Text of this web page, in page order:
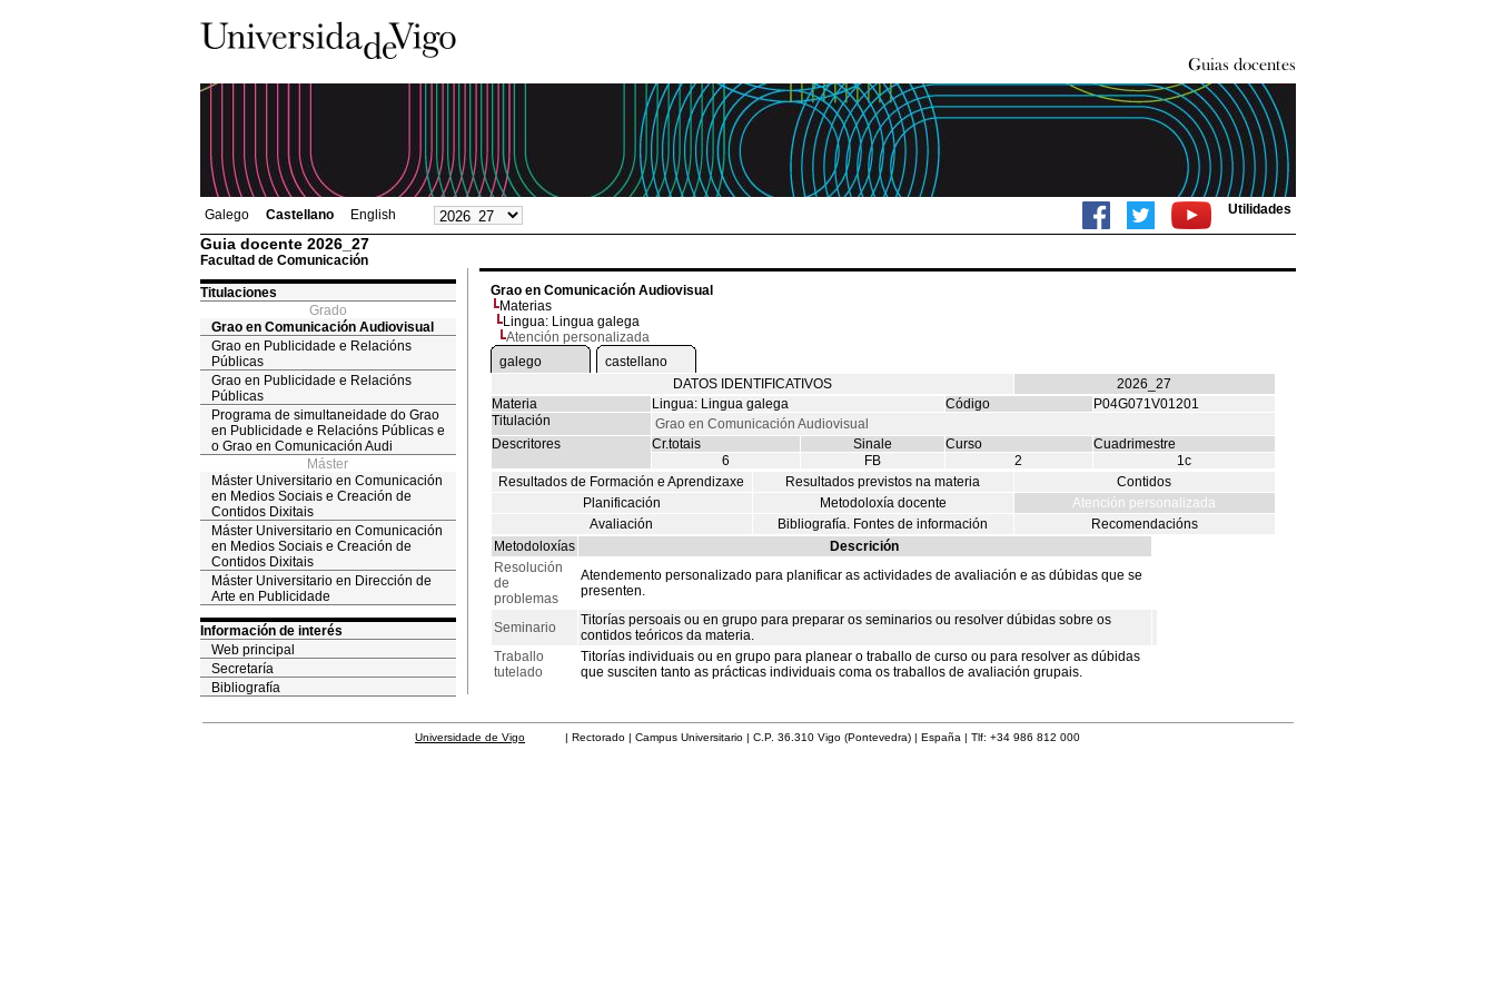
Galego Castellano English Utilidades
Guia docente 2026_27
Facultad de Comunicación
Titulaciones
Grado
Grao en Comunicación Audiovisual
Grao en Publicidade e Relacións
Públicas
Grao en Publicidade e Relacións
Públicas
Programa de simultaneidade do Grao
en Publicidade e Relacións Públicas e
o Grao en Comunicación Audi
Máster
Máster Universitario en Comunicación
en Medios Sociais e Creación de
Contidos Dixitais
Máster Universitario en Comunicación
en Medios Sociais e Creación de
Contidos Dixitais
Máster Universitario en Dirección de
Arte en Publicidade
Información de interés
Web principal
Secretaría
Bibliografía
Grao en Comunicación Audiovisual
Materias
Lingua: Lingua galega
Atención personalizada
galego
castellano
DATOS IDENTIFICATIVOS
2026_27
Materia
Lingua: Lingua galega Código
P04G071V01201
Titulación
Grao en Comunicación Audiovisual
Descritores
Cr.totais Sinale Curso
Cuadrimestre
6
FB 2
1c
Resultados de Formación e Aprendizaxe
Resultados previstos na materia
Contidos
Planificación
Metodoloxía docente
Atención personalizada
Avaliación
Bibliografía. Fontes de información
Recomendacións
Metodoloxías
Descrición
Resolución
de
problemas
Atendemento personalizado para planificar as actividades de avaliación e as dúbidas que se
presenten.
Seminario
Titorías persoais ou en grupo para preparar os seminarios ou resolver dúbidas sobre os
contidos teóricos da materia.
Traballo
tutelado
Titorías individuais ou en grupo para planear o traballo de curso ou para resolver as dúbidas
que susciten tanto as prácticas individuais coma os traballos de avaliación grupais.
Universidade de Vigo | Rectorado | Campus Universitario | C.P. 36.310 Vigo (Pontevedra) | España | Tlf: +34 986 812 000